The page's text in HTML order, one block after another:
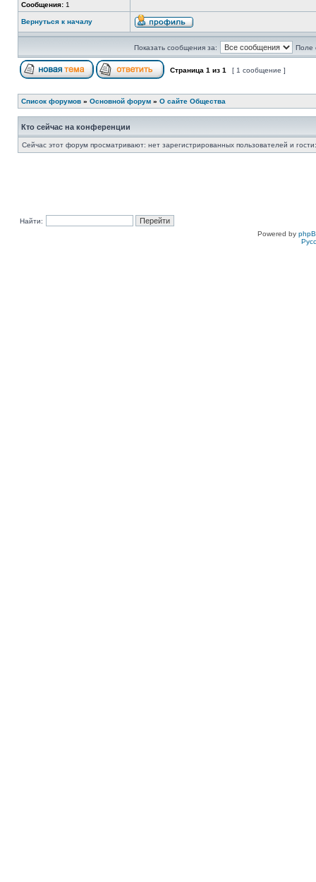
Сообщения: 1
Вернуться к началу
Показать сообщения за: Поле
Страница 1 из 1 [ 1 сообщение ]
Список форумов » Основной форум » О сайте Общества
Кто сейчас на конференции
Сейчас этот форум просматривают: нет зарегистрированных пользователей и
Найти:
Powered by